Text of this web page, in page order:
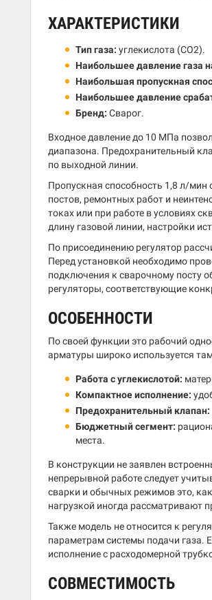
ХАРАКТЕРИСТИКИ
Тип газа: углекислота (CO2).
Наибольшее давление газа
Наибольшая пропускная
Наибольшее давление
Бренд: Сварог.
Входное давление до 10 МПа
диапазона. Предохранительный
по выходной линии.
Пропускная способность 1,8 л/мин
постов, ремонтных работ и
токах или при работе в условиях
длину газовой линии, настройки
По присоединению регулятор
Перед установкой необходимо
подключения к сварочному посту
регуляторы, соответствующие
ОСОБЕННОСТИ
По своей функции это рабочий
арматуры широко используется
Работа с углекислотой:
Компактное исполнение:
Предохранительный клапан:
Бюджетный сегмент:
места.
В конструкции не заявлен
непрерывной работе следует
сварки и обычных режимов это,
нагрузкой иногда рассматривают
Также модель не относится к
параметрам системы подачи газа.
исполнение с расходомерной
СОВМЕСТИМОСТЬ